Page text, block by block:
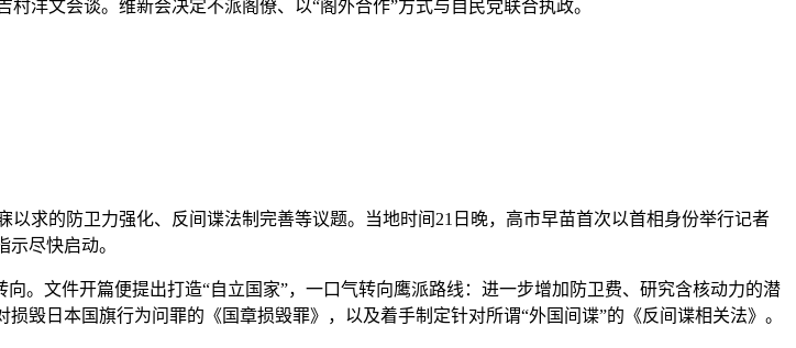
文会谈。维新会决定不派阁僚、以“阁外合作”方式与自民党联合执政。
的防卫力强化、反间谍法制完善等议题。当地时间21日晚，高市早苗首次以首相身份举行记者
尽快启动。
文件开篇便提出打造“自立国家”，一口气转向鹰派路线：进一步增加防卫费、研究含核动力的潜
毁日本国旗行为问罪的《国章损毁罪》，以及着手制定针对所谓“外国间谍”的《反间谍相关法》。